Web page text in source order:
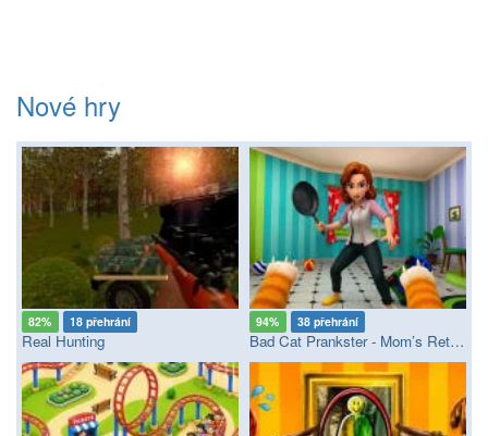
Nové hry
82% 18 přehrání
Real Hunting
94% 38 přehrání
Bad Cat Prankster - Mom’s Return